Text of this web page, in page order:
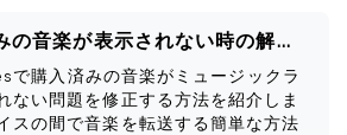
iTunesで購入済みの音楽が表示されない時の解決策
で購入済みの音楽がミュージックラ
ない問題を修正する方法を紹介しま
スの間で音楽を転送する簡単な方法